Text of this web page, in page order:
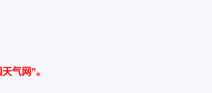
气网”。